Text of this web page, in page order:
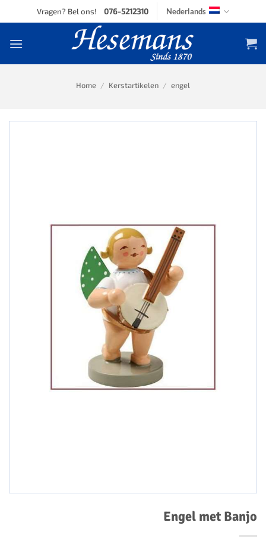
to
Vragen? Bel ons! 076-5212310 Nederlands
Home / Kerstartikelen / engel
Engel met Banjo